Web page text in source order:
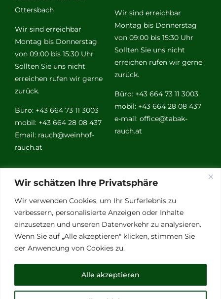
Wir schätzen Ihre Privatsphäre
Wir verwenden Cookies, um Ihr Surferlebnis zu
verbessern, personalisierte Anzeigen oder Inhalte
einzusetzen und unseren Datenverkehr zu analysieren.
Wenn Sie auf „Alle akzeptieren" klicken, stimmen Sie
der Anwendung von Cookies zu.
Alle akzeptieren
Ottersbach
Wir sind erreichbar
Montag bis Donnerstag
von 09:00 bis 15:30 Uhr
Sollten Sie uns nicht
erreichen rufen wir gerne
zurück.
Büro: +43 664 73 11 3003
mobil: +43 664 28 08 437
Email: rauch@weinhof-
rauch.at
Wir sind erreichbar
Montag bis Donnerstag
von 09:00 bis 15:30 Uhr
Sollten Sie uns nicht
erreichen rufen wir gerne
zurück.
Büro: +43 664 73 11 3003
mobil: +43 664 28 08 437
e-mail: office@tabak-
rauch.at
Weitere
Links
Vino Vitalis
Ottersbachtal
Partnerbetriebe
Links für Weinkenner
Presse